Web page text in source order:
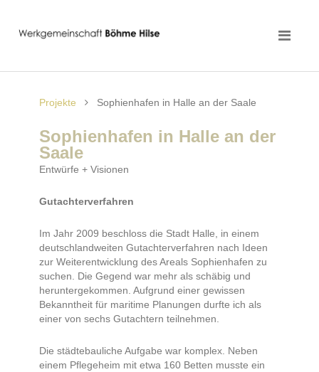
Projekte Sophienhafen in Halle an der Saale
Sophienhafen in Halle an der
Saale
Entwürfe + Visionen
Gutachterverfahren
Im Jahr 2009 beschloss die Stadt Halle, in einem
deutschlandweiten Gutachterverfahren nach Ideen
zur Weiterentwicklung des Areals Sophienhafen zu
suchen. Die Gegend war mehr als schäbig und
heruntergekommen. Aufgrund einer gewissen
Bekanntheit für maritime Planungen durfte ich als
einer von sechs Gutachtern teilnehmen.
Die städtebauliche Aufgabe war komplex. Neben
einem Pflegeheim mit etwa 160 Betten musste ein